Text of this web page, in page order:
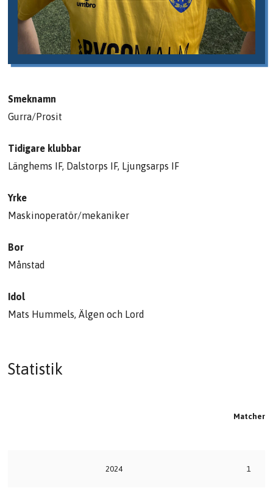
Smeknamn
Gurra/Prosit
Tidigare klubbar
Länghems IF, Dalstorps IF, Ljungsarps IF
Yrke
Maskinoperatör/mekaniker
Bor
Månstad
Idol
Mats Hummels, Älgen och Lord
Statistik
Matcher
2024 1